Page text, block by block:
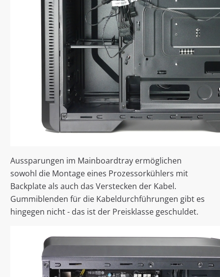
Aussparungen im Mainboardtray ermöglichen
sowohl die Montage eines Prozessorkühlers mit
Backplate als auch das Verstecken der Kabel.
Gummiblenden für die Kabeldurchführungen gibt es
hingegen nicht - das ist der Preisklasse geschuldet.